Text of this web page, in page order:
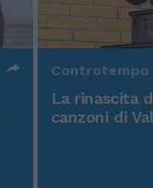
Controtempo
La rinascita
canzoni di